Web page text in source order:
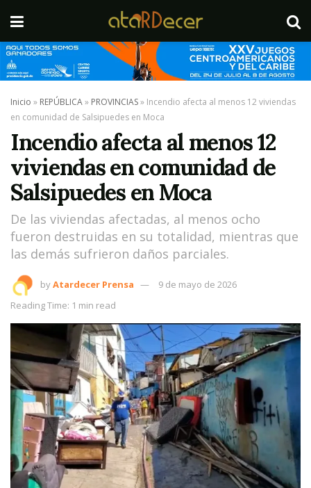
Inicio » REPÚBLICA» PROVINCIAS» Incendio afecta al menos 12 viviendas
en comunidad de Salsipuedes en Moca
Incendio afecta al menos 12
viviendas en comunidad de
Salsipuedes en Moca
De las viviendas afectadas, al menos ocho
fueron destruidas en su totalidad, mientras que
las demás sufrieron daños parciales.
byAtardecer Prensa
9 de mayo de 2026
Reading Time: 1 min read